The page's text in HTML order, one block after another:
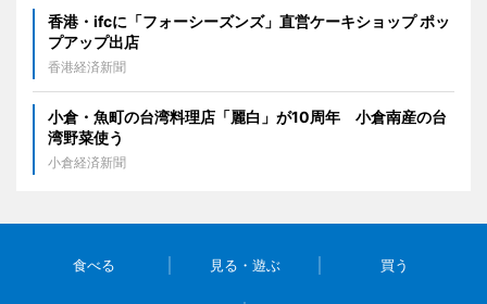
香港・ifcに「フォーシーズンズ」直営ケーキショップ ポッ
プアップ出店
香港経済新聞
小倉・魚町の台湾料理店「麗白」が10周年 小倉南産の台
湾野菜使う
小倉経済新聞
食べる 見る・遊ぶ 買う